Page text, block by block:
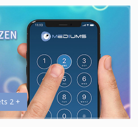
2 +